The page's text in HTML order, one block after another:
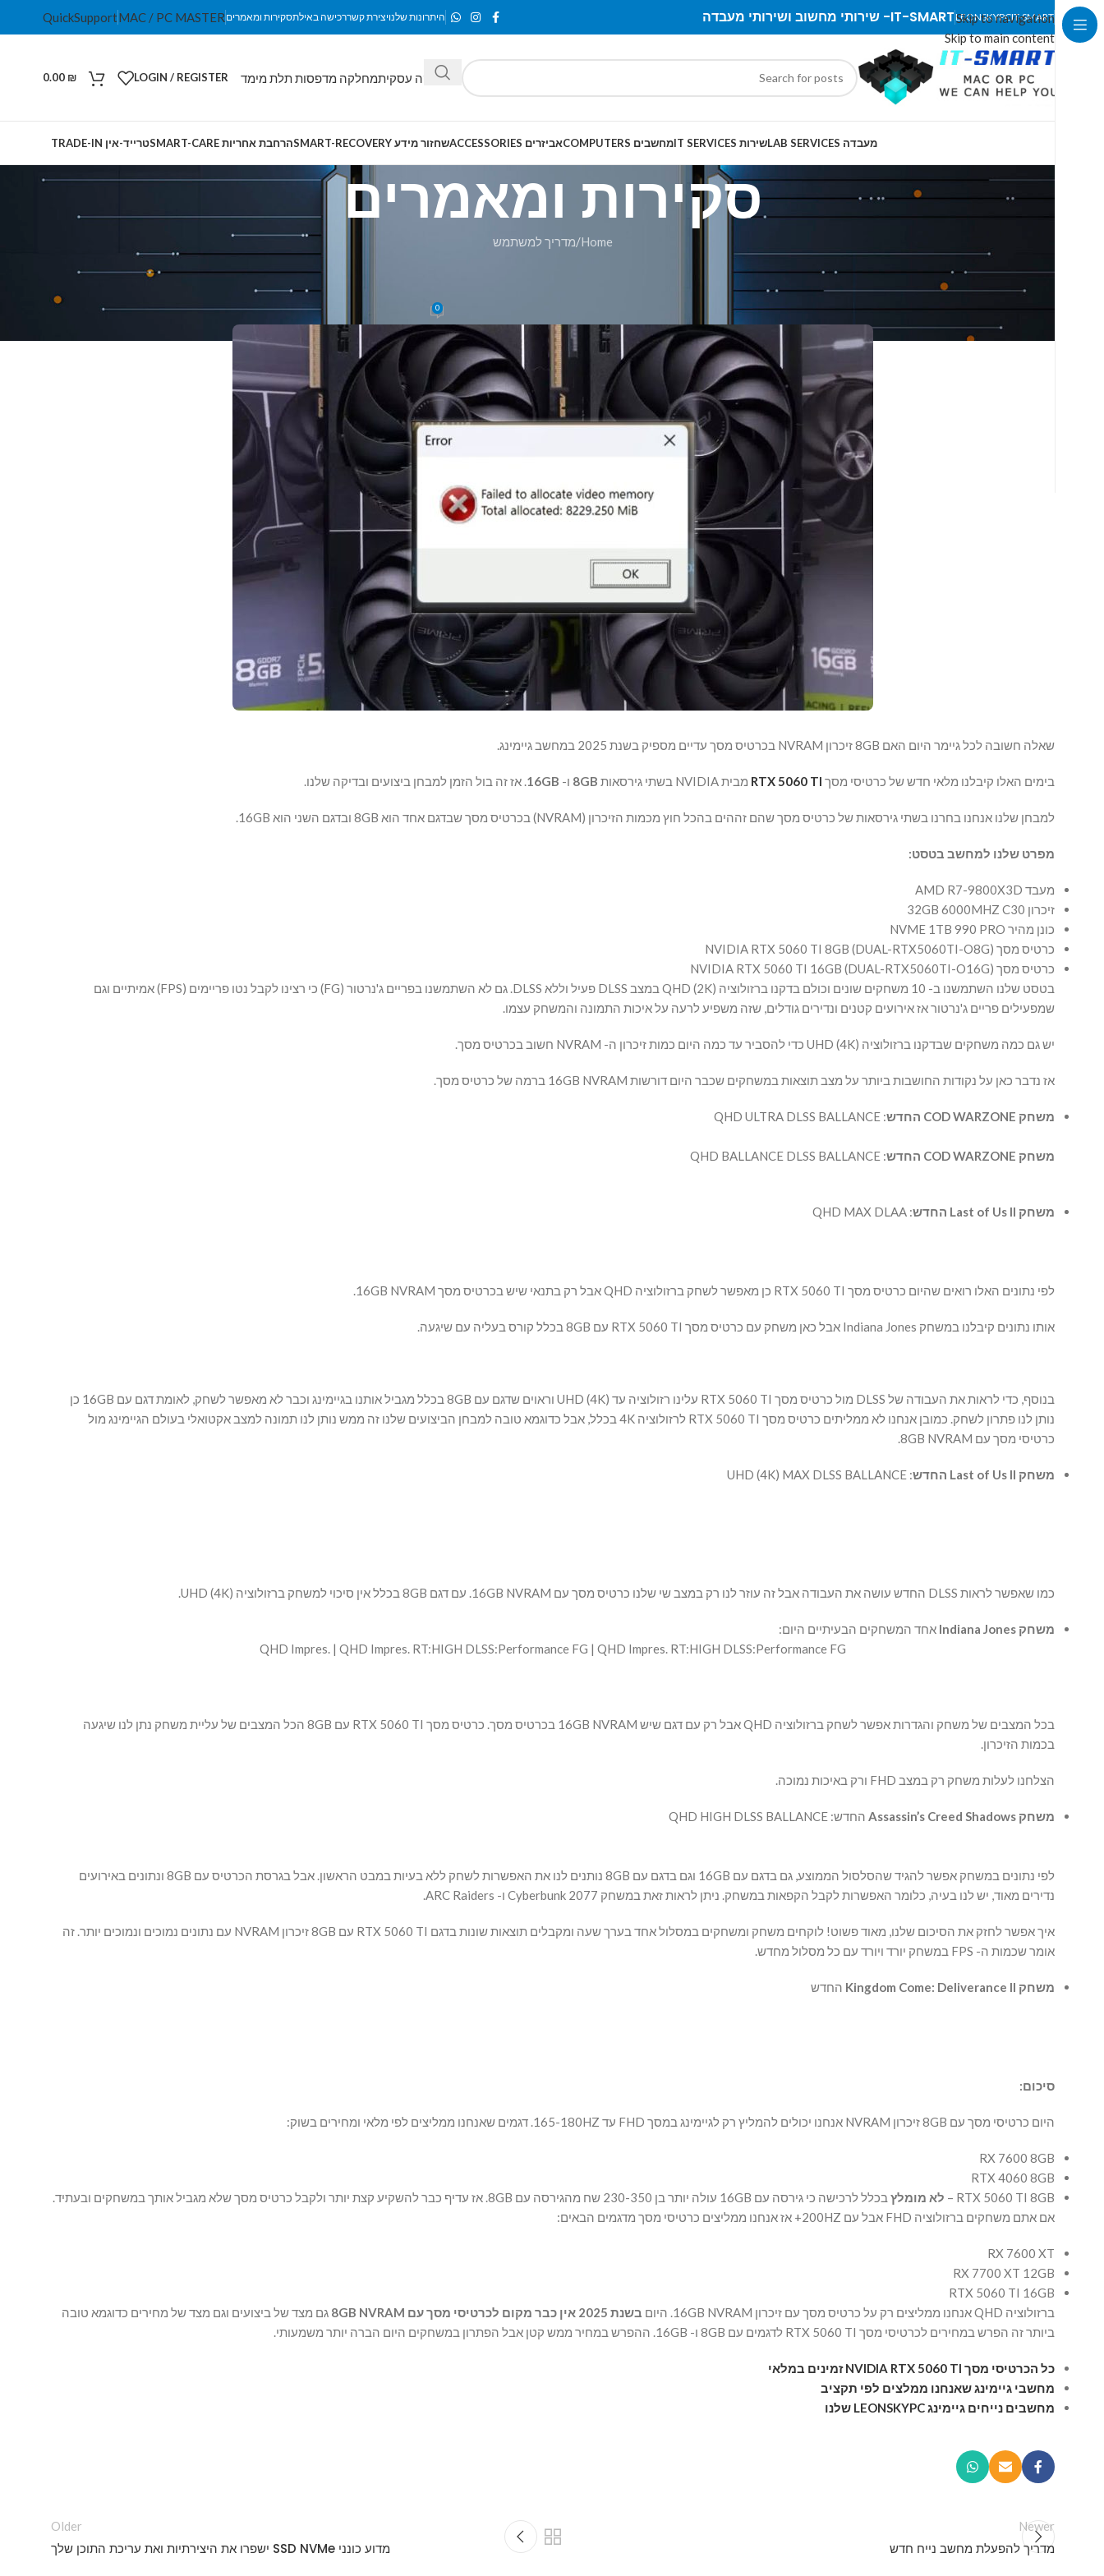
Skip to navigation
Skip to main content
IT-SMART
LEONSKYPCIT-SMART- שירותי מחשוב ושירותי מעבדה היתרונות שלנויצירת קשררכישה באילתסקירות ומאמרים MAC / PC MASTER
QuickSupport
מחלקה עסקיתמחלקה מדפסות תלת מימד LOGIN / REGISTER
0.00 ₪
מעבדה LAB SERVICES שירות IT SERVICES מחשבים COMPUTERS אביזרים ACCESSORIES שחזור מידע SMART-RECOVERY הרחבת אחריות SMART-CARE טרייד-אין TRADE-IN
סקירות ומאמרים
Home מדריך למשתמש
עידן של כרטיסי המסך עם 8GB מגיע לסיומו
0
שאלה חשובה לכל גיימר היום האם 8GB זיכרון NVRAM בכרטיס מסך עדיים מספיק בשנת 2025 במחשב גיימינג.
בימים האלו קיבלנו מלאי חדש של כרטיסי מסך RTX 5060 TI מבית NVIDIA בשתי גירסאות 8GB ו- 16GB. אז זה בול הזמן למבחן ביצועים ובדיקה שלנו.
למבחן שלנו אנחנו בחרנו בשתי גירסאות של כרטיס מסך שהם זההים בהכל חוץ מכמות הזיכרון (NVRAM) בכרטיס מסך שבדגם אחד הוא 8GB ובדגם השני הוא 16GB.
מפרט שלנו למחשב בטסט:
מעבד AMD R7-9800X3D
זיכרון 32GB 6000MHZ C30
כונן מהיר NVME 1TB 990 PRO
כרטיס מסך NVIDIA RTX 5060 TI 8GB (DUAL-RTX5060TI-O8G)
כרטיס מסך NVIDIA RTX 5060 TI 16GB (DUAL-RTX5060TI-O16G)
בטסט שלנו השתמשנו ב- 10 משחקים שונים וכולם בדקנו ברזולוציה QHD (2K) במצב DLSS פעיל וללא DLSS. גם לא השתמשנו בפריים ג'נרטור (FG) כי רצינו לקבל נטו פריימים (FPS) אמיתיים וגם
שמפעילים פריים ג'נרטור אז אירועים קטנים ונדירים גודלים, שזה משפיע לרעה על איכות התמונה והמשחק עצמו.
יש גם כמה משחקים שבדקנו ברזולוציה UHD (4K) כדי להסביר עד כמה היום כמות זיכרון ה- NVRAM חשוב בכרטיס מסך.
אז נדבר כאן על נקודות החושבות ביותר על מצב תוצאות במשחקים שכבר היום דורשות 16GB NVRAM ברמה של כרטיס מסך.
משחק COD WARZONE החדש : QHD ULTRA DLSS BALLANCE
משחק COD WARZONE החדש : QHD BALLANCE DLSS BALLANCE
משחק Last of Us II החדש : QHD MAX DLAA
לפי נתונים האלו רואים שהיום כרטיס מסך RTX 5060 TI כן מאפשר לשחק ברזולוציה QHD אבל רק בתנאי שיש בכרטיס מסך 16GB NVRAM.
אותו נתונים קיבלנו במשחק Indiana Jones אבל כאן משחק עם כרטיס מסך RTX 5060 TI עם 8GB בכלל קורס בעליה עם שיגעה.
בנוסף, כדי לראות את העבודה של DLSS מול כרטיס מסך RTX 5060 TI עלינו רזולוציה עד UHD (4K) וראוים שדגם עם 8GB בכלל מגביל אותנו בגיימינג וכבר לא מאפשר לשחק, לאומת דגם עם 16GB כן
נותן לנו פתרון לשחק. כמובן אנחנו לא ממליתים כרטיס מסך RTX 5060 TI לרזולוציה 4K בכלל, אבל כדוגמא טובה למבחן הביצועים שלנו זה ממש נותן לנו תמונה למצב אקטואלי בעולם הגיימינג מול
כרטיסי מסך עם 8GB NVRAM.
משחק Last of Us II החדש : UHD (4K) MAX DLSS BALLANCE
כמו שאפשר לראות DLSS החדש עושה את העבודה אבל זה עוזר לנו רק במצב שי שלנו כרטיס מסך עם 16GB NVRAM. עם דגם 8GB בכלל אין סיכוי למשחק ברזולוציה UHD (4K).
משחק Indiana Jones
אחד המשחקים הבעיתיים היום:
QHD Impres. | QHD Impres. RT:HIGH DLSS:Performance FG | QHD Impres. RT:HIGH DLSS:Performance FG
בכל המצבים של משחק והגדרות אפשר לשחק ברזולוציה QHD אבל רק עם דגם שיש 16GB NVRAM בכרטיס מסך. כרטיס מסך RTX 5060 TI עם 8GB הכל המצבים של עליית משחק נתן לנו שיגעה
בכמות הזיכרון.
הצלחנו לעלות משחק רק במצב FHD ורק באיכות נמוכה.
משחק Assassin’s Creed Shadows החדש: QHD HIGH DLSS BALLANCE
לפי נתונים במשחק אפשר להגיד שהסלסול הממוצע, גם בדגם עם 16GB וגם בדגם עם 8GB נותנים לנו את האפשרות לשחק ללא בעיות במבט הראשון. אבל בגרסת הכרטיס עם 8GB ונתונים באירועים
נדירים מאוד, יש לנו בעיה, כלומר האפשרות לקבל הקפאות במשחק. ניתן לראות זאת במשחק Cyberbunk 2077 ו- ARC Raiders.
איך אפשר לחזק את הסיכום שלנו, מאוד פשוט! לוקחים משחק ומשחקים במסלול אחד בערך שעה ומקבלים תוצאות שונות בדגם RTX 5060 TI עם 8GB זיכרון NVRAM עם נתונים נמוכים ונמוכים יותר. זה
אומר שכמות ה- FPS במשחק יורד ויורד עם כל מסלול מחדש.
משחק Kingdom Come: Deliverance II החדש
סיכום:
היום כרטיסי מסך עם 8GB זיכרון NVRAM אנחנו יכולים להמליץ רק לגיימינג במסך FHD עד 165-180HZ. דגמים שאנחנו ממליצים לפי מלאי ומחירים בשוק:
RX 7600 8GB
RTX 4060 8GB
RTX 5060 TI 8GB –
לא מומלץ בכלל לרכישה כי גירסה עם 16GB עולה יותר בן 230-350 שח מהגירסה עם 8GB. אז עדיף כבר להשקיע קצת יותר ולקבל כרטיס מסך שלא מגביל אותך במשחקים ובעתיד.
אם אתם משחקים ברזולוציה FHD אבל עם 200HZ+ אז אנחנו ממליצים כרטיסי מסך מדגמים הבאים:
RX 7600 XT
RX 7700 XT 12GB
RTX 5060 TI 16GB
ברזולוציה QHD אנחנו ממליצים רק על כרטיס מסך עם זיכרון 16GB NVRAM. היום
בשנת 2025 אין כבר מקום לכרטיסי מסך עם 8GB NVRAM
גם מצד של ביצועים וגם מצד של מחירים כדוגמא טובה
ביותר זה הפרש במחירים לכרטיסי מסך RTX 5060 TI לדגמים עם 8GB ו- 16GB. ההפרש במחיר ממש קטן אבל הפתרון במשחקים היום הברה יותר משמעותי.
כל הכרטיסי מסך NVIDIA RTX 5060 TI זמינים במלאי
מחשבי גיימינג שאנחנו ממלצים לפי תקציב
מחשבים נייחים גיימינג LEONSKYPC שלנו
Newer
מדריך להפעלת מחשב נייח חדש
Older
מדוע כונני SSD NVMe ישפרו את היצירתיות ואת עריכת התוכן שלך